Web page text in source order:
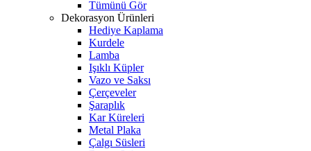
Tümünü Gör
Dekorasyon Ürünleri
Hediye Kaplama
Kurdele
Lamba
Işıklı Küpler
Vazo ve Saksı
Çerçeveler
Şaraplık
Kar Küreleri
Metal Plaka
Çalgı Süsleri